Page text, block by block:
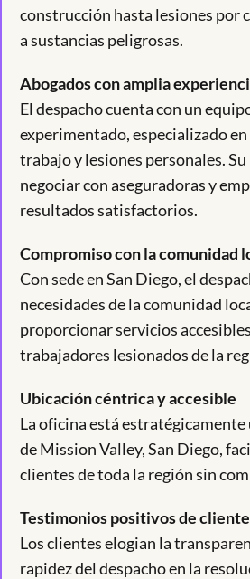
construcción hasta lesiones por
a sustancias peligrosas.
Abogados con amplia
El despacho cuenta con un
experimentado, especializado
trabajo y lesiones personales.
negociar con aseguradoras y
resultados satisfactorios.
Compromiso con la comunidad
Con sede en San Diego, el
necesidades de la comunidad
proporcionar servicios
trabajadores lesionados de la
Ubicación céntrica y accesible
La oficina está estratégicamente
de Mission Valley, San Diego,
clientes de toda la región sin
Testimonios positivos de
Los clientes elogian la
rapidez del despacho en la